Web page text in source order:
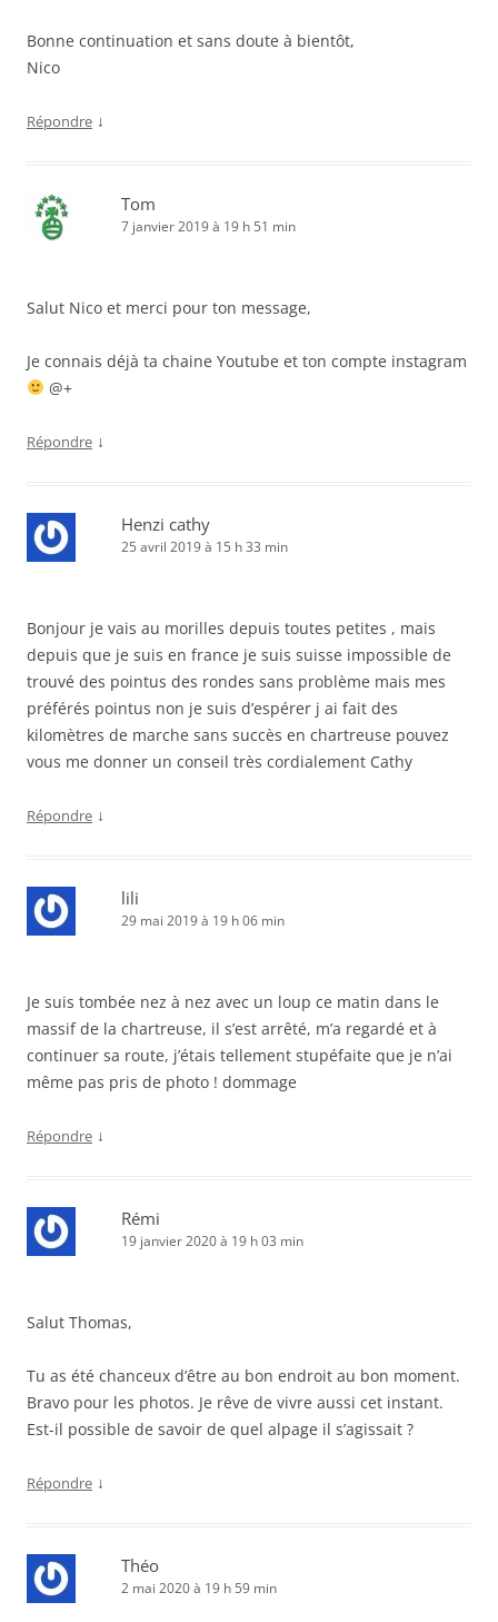
Bonne continuation et sans doute à bientôt,
Nico
Répondre ↓
Tom
7 janvier 2019 à 19 h 51 min
Salut Nico et merci pour ton message,
Je connais déjà ta chaine Youtube et ton compte instagram
@+
Répondre ↓
Henzi cathy
25 avril 2019 à 15 h 33 min
Bonjour je vais au morilles depuis toutes petites , mais
depuis que je suis en france je suis suisse impossible de
trouvé des pointus des rondes sans problème mais mes
préférés pointus non je suis d’espérer j ai fait des
kilomètres de marche sans succès en chartreuse pouvez
vous me donner un conseil très cordialement Cathy
Répondre ↓
lili
29 mai 2019 à 19 h 06 min
Je suis tombée nez à nez avec un loup ce matin dans le
massif de la chartreuse, il s’est arrêté, m’a regardé et à
continuer sa route, j’étais tellement stupéfaite que je n’ai
même pas pris de photo ! dommage
Répondre ↓
Rémi
19 janvier 2020 à 19 h 03 min
Salut Thomas,
Tu as été chanceux d’être au bon endroit au bon moment.
Bravo pour les photos. Je rêve de vivre aussi cet instant.
Est-il possible de savoir de quel alpage il s’agissait ?
Répondre ↓
Théo
2 mai 2020 à 19 h 59 min